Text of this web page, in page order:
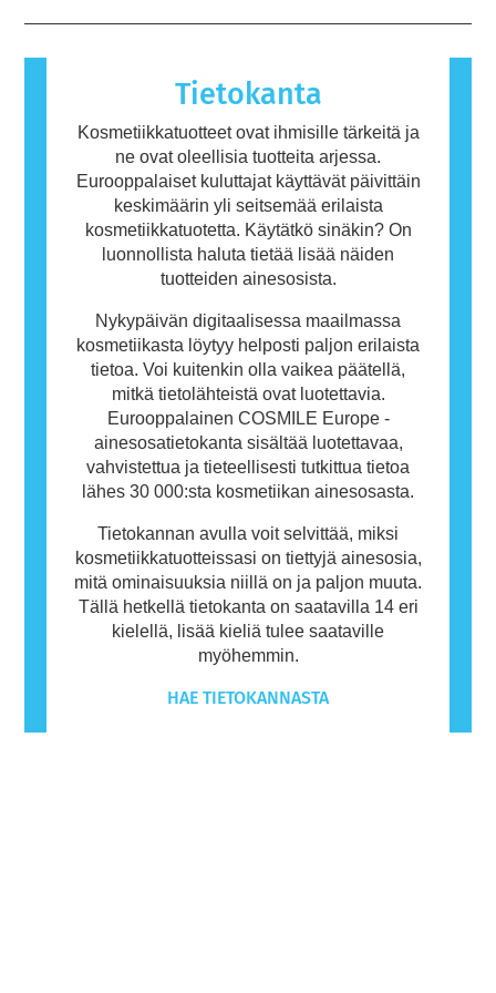
sisältää ainesosia, jotka voivat olla joillekin
ihmisille allergisoivia. Tämä ei kuitenkaan
tarkoita, ettei muiden olisi turvallista käyttää
Tietokanta
Kosmetiikkatuotteet ovat ihmisille tärkeitä ja
ne ovat oleellisia tuotteita arjessa.
Eurooppalaiset kuluttajat käyttävät päivittäin
keskimäärin yli seitsemää erilaista
kosmetiikkatuotetta. Käytätkö sinäkin? On
luonnollista haluta tietää lisää näiden
tuotteiden ainesosista.
Nykypäivän digitaalisessa maailmassa
kosmetiikasta löytyy helposti paljon erilaista
tietoa. Voi kuitenkin olla vaikea päätellä,
mitkä tietolähteistä ovat luotettavia.
Eurooppalainen COSMILE Europe -
ainesosatietokanta sisältää luotettavaa,
vahvistettua ja tieteellisesti tutkittua tietoa
lähes 30 000:sta kosmetiikan ainesosasta.
Tietokannan avulla voit selvittää, miksi
kosmetiikkatuotteissasi on tiettyjä ainesosia,
mitä ominaisuuksia niillä on ja paljon muuta.
Tällä hetkellä tietokanta on saatavilla 14 eri
kielellä, lisää kieliä tulee saataville
myöhemmin.
HAE TIETOKANNASTA